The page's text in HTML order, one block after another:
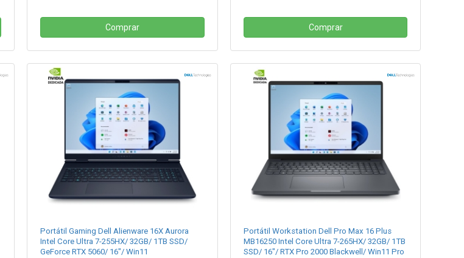
Comprar Comprar
Portátil Gaming Dell Alienware 16X Aurora
Intel Core Ultra 7-255HX/ 32GB/ 1TB SSD/
GeForce RTX 5060/ 16"/ Win11
Portátil Workstation Dell Pro Max 16 Plus
MB16250 Intel Core Ultra 7-265HX/ 32GB/ 1TB
SSD/ 16"/ RTX Pro 2000 Blackwell/ Win11 Pro